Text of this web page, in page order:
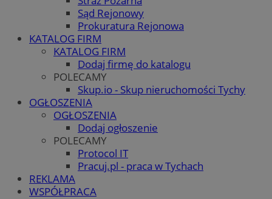
Sąd Rejonowy
Prokuratura Rejonowa
KATALOG FIRM
KATALOG FIRM
Dodaj firmę do katalogu
POLECAMY
Skup.io - Skup nieruchomości Tychy
OGŁOSZENIA
OGŁOSZENIA
Dodaj ogłoszenie
POLECAMY
Protocol IT
Pracuj.pl - praca w Tychach
REKLAMA
WSPÓŁPRACA